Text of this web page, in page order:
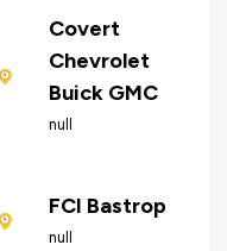
Covert
Chevrolet
Buick GMC
null
FCI Bastrop
null